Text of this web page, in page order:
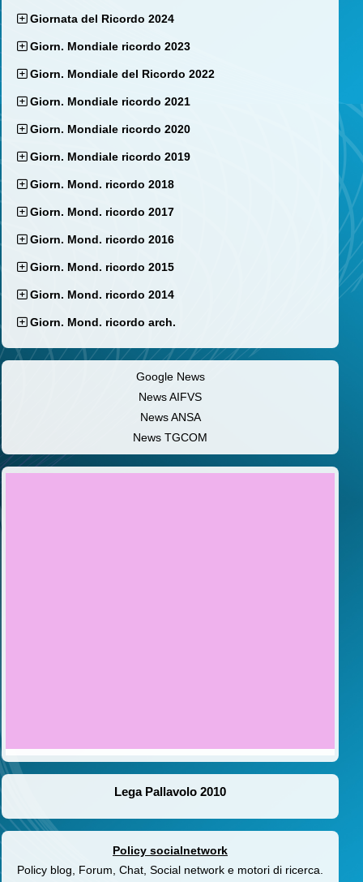
Giornata del Ricordo 2024
Giorn. Mondiale ricordo 2023
Giorn. Mondiale del Ricordo 2022
Giorn. Mondiale ricordo 2021
Giorn. Mondiale ricordo 2020
Giorn. Mondiale ricordo 2019
Giorn. Mond. ricordo 2018
Giorn. Mond. ricordo 2017
Giorn. Mond. ricordo 2016
Giorn. Mond. ricordo 2015
Giorn. Mond. ricordo 2014
Giorn. Mond. ricordo arch.
Google News
News AIFVS
News ANSA
News TGCOM
Lega Pallavolo 2010
Policy socialnetwork
Policy blog, Forum, Chat, Social network e motori di ricerca.